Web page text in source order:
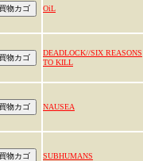
OiL
DEADLOCK//SIX REASONS
TO KILL
NAUSEA
SUBHUMANS